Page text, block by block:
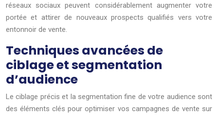
réseaux sociaux peuvent considérablement augmenter votre
portée et attirer de nouveaux prospects qualifiés vers votre
entonnoir de vente.
Techniques avancées de
ciblage et segmentation
d’audience
Le ciblage précis et la segmentation fine de votre audience sont
des éléments clés pour optimiser vos campagnes de vente sur